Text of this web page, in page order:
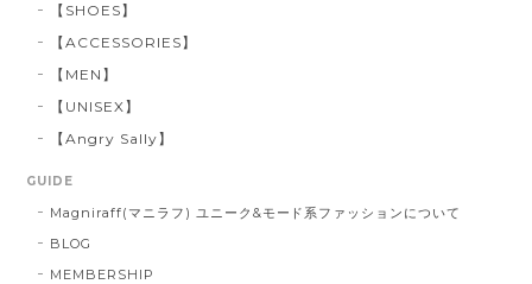
【SHOES】
【ACCESSORIES】
【MEN】
【UNISEX】
【Angry Sally】
GUIDE
Magniraff(マニラフ) ユニーク&モード系ファッションについて
BLOG
MEMBERSHIP